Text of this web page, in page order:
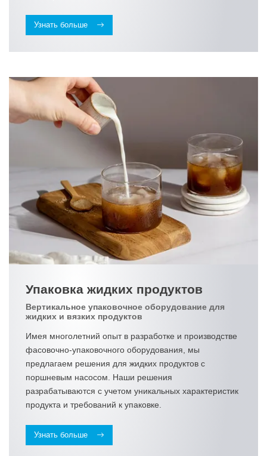
Узнать больше
Упаковка жидких продуктов
Вертикальное упаковочное оборудование для
жидких и вязких продуктов
Имея многолетний опыт в разработке и производстве
фасовочно-упаковочного оборудования, мы
предлагаем решения для жидких продуктов с
поршневым насосом. Наши решения
разрабатываются с учетом уникальных характеристик
продукта и требований к упаковке.
Узнать больше